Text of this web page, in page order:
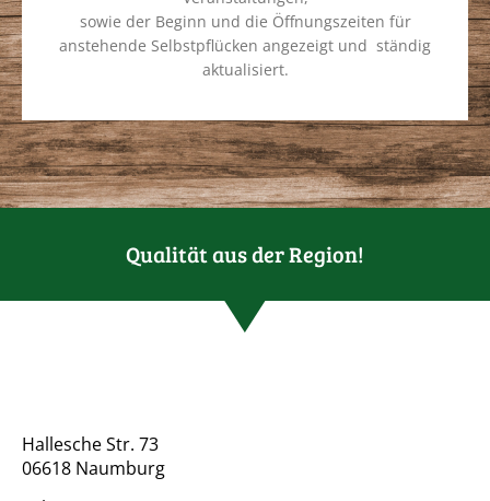
sowie der Beginn und die Öffnungszeiten für
anstehende Selbstpflücken angezeigt und ständig
aktualisiert.
Qualität aus der Region!
Hallesche Str. 73
06618 Naumburg